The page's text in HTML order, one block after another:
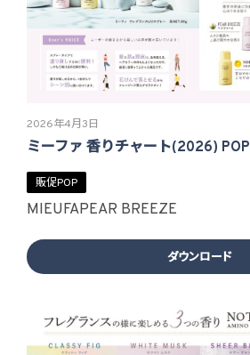
2026年4月3日
ミーファ 香りチャート(2026) POP
販促POP
MIEUFAPEAR BREEZE
ダウンロード